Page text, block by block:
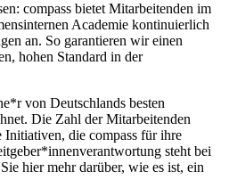
compass bietet Mitarbeitenden im
Academie kontinuierlich
an. So garantieren wir einen
hohen Standard in der
von Deutschlands besten
Die Zahl der Mitarbeitenden
Initiativen, die compass für ihre
steht bei
hier mehr darüber, wie es ist, ein